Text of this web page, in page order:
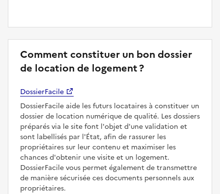
Comment constituer un bon dossier
de location de logement ?
DossierFacile
DossierFacile aide les futurs locataires à constituer un
dossier de location numérique de qualité. Les dossiers
préparés via le site font l'objet d'une validation et
sont labellisés par l'État, afin de rassurer les
propriétaires sur leur contenu et maximiser les
chances d'obtenir une visite et un logement.
DossierFacile vous permet également de transmettre
de manière sécurisée ces documents personnels aux
propriétaires.